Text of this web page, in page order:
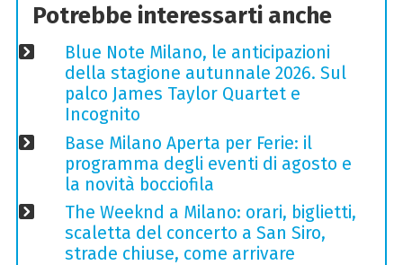
Potrebbe interessarti anche
Blue Note Milano, le anticipazioni
della stagione autunnale 2026. Sul
palco James Taylor Quartet e
Incognito
Base Milano Aperta per Ferie: il
programma degli eventi di agosto e
la novità bocciofila
The Weeknd a Milano: orari, biglietti,
scaletta del concerto a San Siro,
strade chiuse, come arrivare